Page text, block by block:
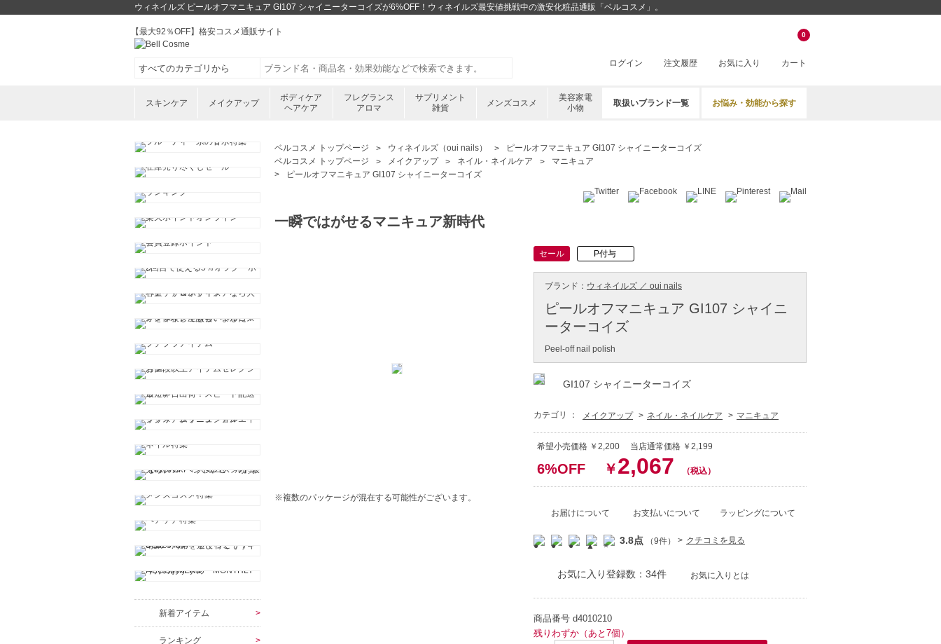
ウィネイルズ ピールオフマニキュア GI107 シャイニーターコイズが6%OFF！ウィネイルズ最安値挑戦中の激安化粧品通販「ベルコスメ」。
【最大92％OFF】格安コスメ通販サイト
ログイン 注文履歴 お気に入り カート
0
スキンケア メイクアップ
ボディケア
ヘアケア
フレグランス
アロマ
サプリメント
雑貨
メンズコスメ
美容家電
小物
取扱いブランド一覧 お悩み・効能から探す
ベルコスメ トップページ ウィネイルズ（oui nails）
ピールオフマニキュア GI107 シャイニーターコイズ
ベルコスメ トップページ
メイクアップ ネイル・ネイルケア
マニキュア
ピールオフマニキュア GI107 シャイニーターコイズ
一瞬ではがせるマニキュア新時代
※複数のパッケージが混在する可能性がございます。
セール P付与
ブランド： ウィネイルズ ／ oui nails
ピールオフマニキュア GI107 シャイニ
ーターコイズ
Peel-off nail polish
GI107 シャイニーターコイズ
カテゴリ ： メイクアップ ネイル・ネイルケア マニキュア
希望小売価格 ￥2,200 当店通常価格 ￥2,199
6%OFF ￥2,067 （税込）
お届けについて お支払いについて ラッピングについて
3.8点 （9件） クチコミを見る
お気に入り登録数：34件 お気に入りとは
商品番号 d4010210
残りわずか（あと7個）
新着アイテム
ランキング